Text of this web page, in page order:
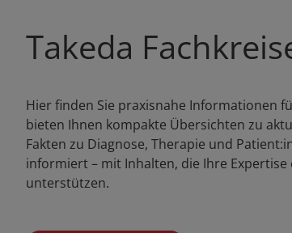
Takeda
Hier finden Sie praxisnahe Informationen
bieten Ihnen kompakte Übersichten zu
Fakten zu Diagnose, Therapie und
informiert – mit Inhalten, die Ihre
unterstützen.